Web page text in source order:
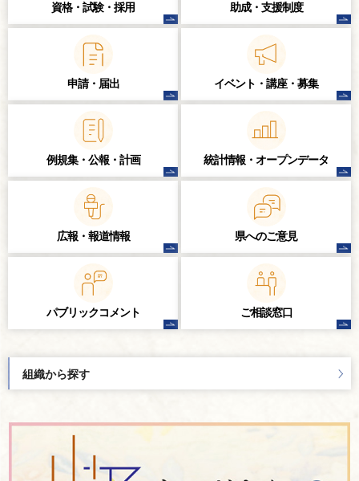
資格・試験・ 採用 助成・支援制度
申請・届出 イベント・講座・ 募集
例規集・公報・計画 統計情報・ オープンデータ
広報・報道情報 県へのご意見
パブリックコメント ご相談窓口
組織から探す